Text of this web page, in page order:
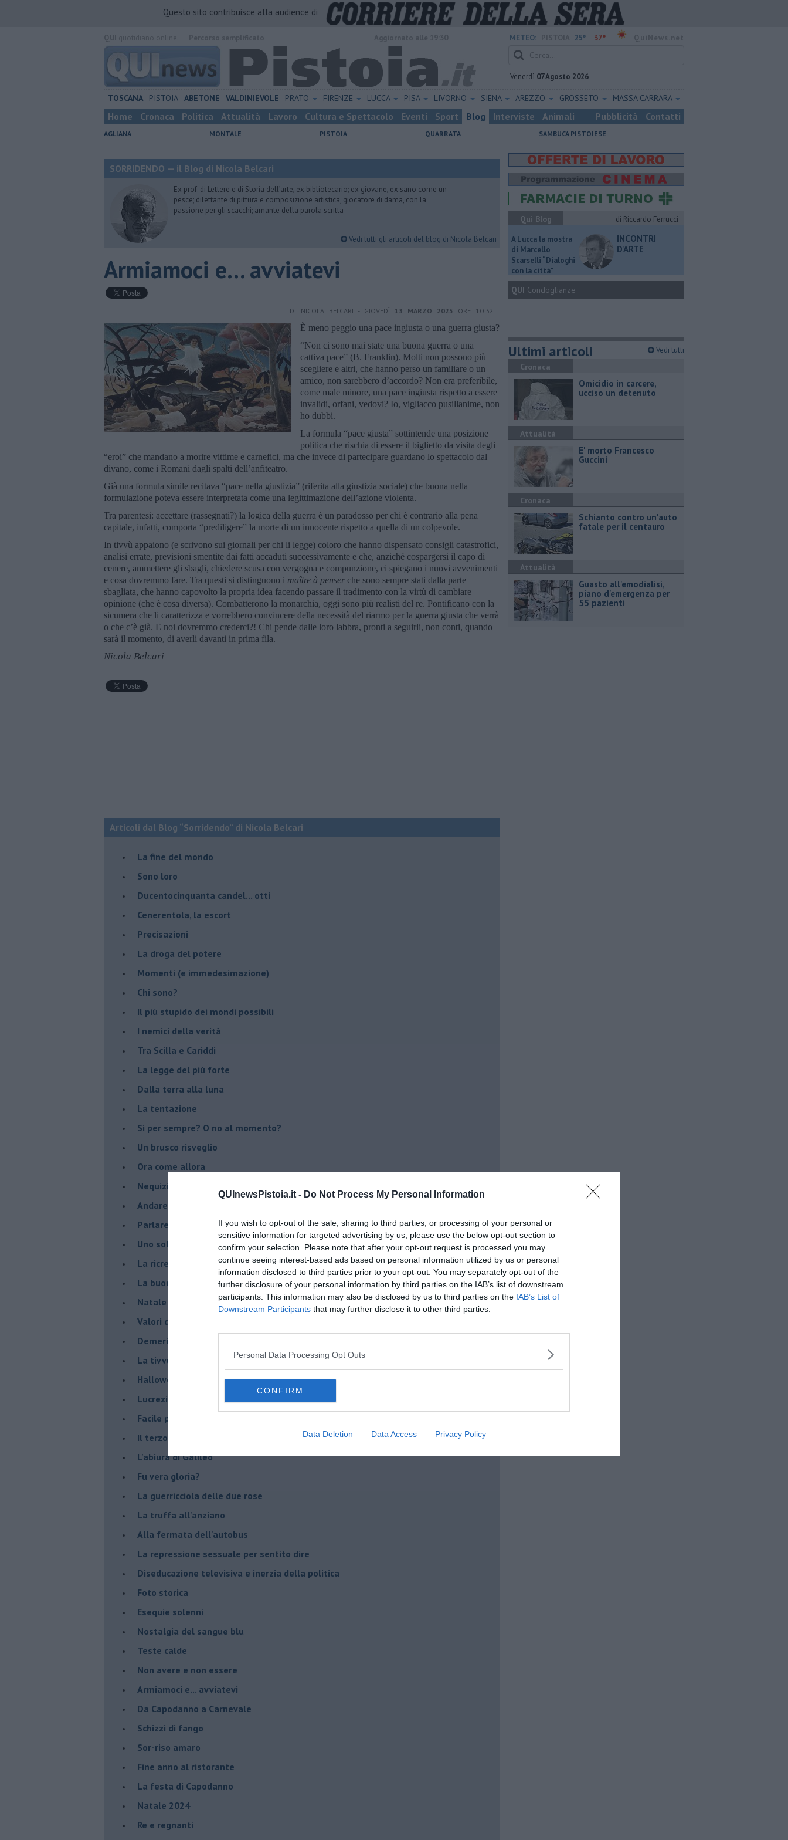
QUInewsPistoia.it - Do Not Process My Personal Information
If you wish to opt-out of the sale, sharing to third parties, or processing of your personal or
sensitive information for targeted advertising by us, please use the below opt-out section to
confirm your selection. Please note that after your opt-out request is processed you may
continue seeing interest-based ads based on personal information utilized by us or personal
information disclosed to third parties prior to your opt-out. You may separately opt-out of the
further disclosure of your personal information by third parties on the IAB’s list of downstream
participants. This information may also be disclosed by us to third parties on the IAB’s List of
Downstream Participants that may further disclose it to other third parties.
Personal Data Processing Opt Outs
CONFIRM
Data Deletion Data Access Privacy Policy
Questo sito contribuisce alla audience di
METEO: 25° 37°
Venerdì 07 Agosto 2026
TOSCANA PISTOIA ABETONE VALDINIEVOLE PRATO FIRENZE LUCCA PISA LIVORNO SIENA AREZZO GROSSETO MASSA CARRARA
Home Cronaca Politica Attualità Lavoro Cultura e Spettacolo Eventi Sport Blog Interviste Animali Pubblicità Contatti
AGLIANA MONTALE PISTOIA QUARRATA SAMBUCA PISTOIESE
SORRIDENDO — il Blog di Nicola Belcari
Ex prof. di Lettere e di Storia dell’arte, ex bibliotecario; ex giovane, ex sano come un
pesce; dilettante di pittura e composizione artistica, giocatore di dama, con la
passione per gli scacchi; amante della parola scritta
Vedi tutti gli articoli del blog di Nicola Belcari
Armiamoci e... avviatevi
DI NICOLA BELCARI - GIOVEDÌ 13 MARZO 2025 ORE 10:32
È meno peggio una pace ingiusta o una guerra giusta?
“Non ci sono mai state una buona guerra o una
cattiva pace” (B. Franklin). Molti non possono più
scegliere e altri, che hanno perso un familiare o un
amico, non sarebbero d’accordo? Non era preferibile,
come male minore, una pace ingiusta rispetto a essere
invalidi, orfani, vedovi? Io, vigliacco pusillanime, non
ho dubbi.
La formula “pace giusta” sottintende una posizione
politica che rischia di essere il biglietto da visita degli
“eroi” che mandano a morire vittime e carnefici, ma che invece di partecipare guardano lo spettacolo dal
divano, come i Romani dagli spalti dell’anfiteatro.
Già una formula simile recitava “pace nella giustizia” (riferita alla giustizia sociale) che buona nella
formulazione poteva essere interpretata come una legittimazione dell’azione violenta.
Tra parentesi: accettare (rassegnati?) la logica della guerra è un paradosso per chi è contrario alla pena
capitale, infatti, comporta “prediligere” la morte di un innocente rispetto a quella di un colpevole.
In tivvù appaiono (e scrivono sui giornali per chi li legge) coloro che hanno dispensato consigli catastrofici,
analisi errate, previsioni smentite dai fatti accaduti successivamente e che, anziché cospargersi il capo di
cenere, ammettere gli sbagli, chiedere scusa con vergogna e compunzione, ci spiegano i nuovi avvenimenti
e cosa dovremmo fare. Tra questi si distinguono i maître à penser che sono sempre stati dalla parte
sbagliata, che hanno capovolto la propria idea facendo passare il tradimento con la virtù di cambiare
opinione (che è cosa diversa). Combatterono la monarchia, oggi sono più realisti del re. Pontificano con la
sicumera che li caratterizza e vorrebbero convincere della necessità del riarmo per la guerra giusta che verrà
o che c’è già. E noi dovremmo crederci?! Chi pende dalle loro labbra, pronti a seguirli, non conti, quando
sarà il momento, di averli davanti in prima fila.
Nicola Belcari
Articoli dal Blog “Sorridendo” di Nicola Belcari
La fine del mondo
Sono loro
Ducentocinquanta candel... otti
Cenerentola, la escort
Precisazioni
La droga del potere
Momenti (e immedesimazione)
Chi sono?
Il più stupido dei mondi possibili
I nemici della verità
Tra Scilla e Cariddi
La legge del più forte
Dalla terra alla luna
La tentazione
​Sì per sempre? O no al momento?
Un brusco risveglio
Ora come allora
Nequizia
Andare oltre lo specchio
Parlare con la televisione
Uno solo al comando?
La ricreazione è finita
La buona notizia
Natale con l'elmetto
Valori dubbi miti fasulli
Demeritocrazia
La tivvù pallonara
Halloween
​Lucrezia Borgia, una storia di potere
Facile profezia
Il terzo compito
L'abiura di Galileo
Fu vera gloria?
La guerricciola delle due rose
La truffa all'anziano
Alla fermata dell'autobus
La repressione sessuale per sentito dire
Diseducazione televisiva e inerzia della politica
Foto storica
Esequie solenni
Nostalgia del sangue blu
Teste calde
Non avere e non essere
Armiamoci e... avviatevi
Da Capodanno a Carnevale
Schizzi di fango
Sor-riso amaro
Fine anno al ristorante
La festa di Capodanno
Natale 2024
Re e regnanti
Qui Blog
di Riccardo Ferrucci
A Lucca la mostra
di Marcello
Scarselli “Dialoghi
con la città"
INCONTRI
D'ARTE
QUI Condoglianze
Ultimi articoli Vedi tutti
Cronaca
Omicidio in carcere,
ucciso un detenuto
Attualità
E' morto Francesco
Guccini
Cronaca
Schianto contro un'auto
fatale per il centauro
Attualità
Guasto all'emodialisi,
piano d'emergenza per
55 pazienti